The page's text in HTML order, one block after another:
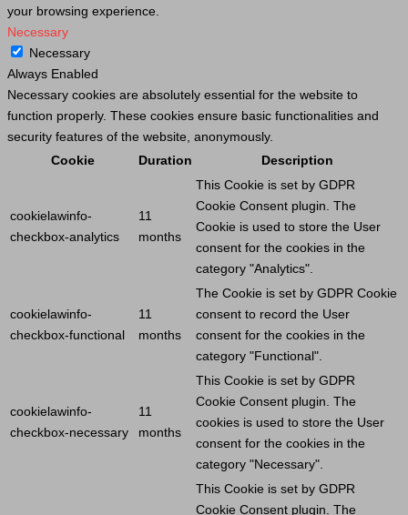
your browsing experience.
Necessary
Necessary
Always Enabled
Necessary cookies are absolutely essential for the website to
function properly. These cookies ensure basic functionalities and
security features of the website, anonymously.
Cookie
Duration Description
cookielawinfo-
checkbox-analytics
11
months
This Cookie is set by GDPR
Cookie Consent plugin. The
Cookie is used to store the User
consent for the cookies in the
category "Analytics".
cookielawinfo-
checkbox-functional
11
months
The Cookie is set by GDPR Cookie
consent to record the User
consent for the cookies in the
category "Functional".
cookielawinfo-
checkbox-necessary
11
months
This Cookie is set by GDPR
Cookie Consent plugin. The
cookies is used to store the User
consent for the cookies in the
category "Necessary".
This Cookie is set by GDPR
Cookie Consent plugin. The